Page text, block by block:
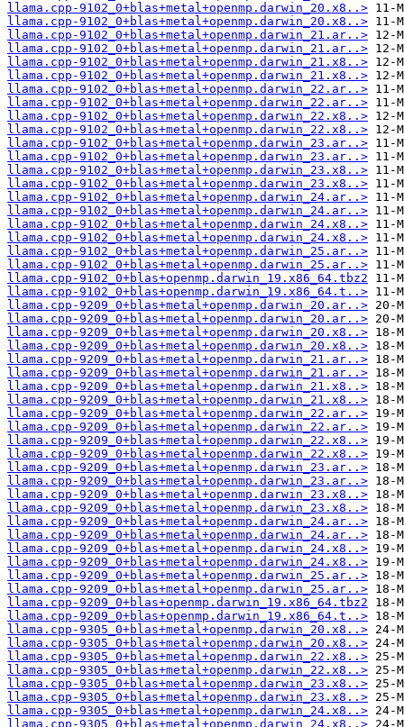
llama.cpp-9102_0+blas+metal+openmp.darwin_20.x8..>
llama.cpp-9102_0+blas+metal+openmp.darwin_20.x8..>
llama.cpp-9102_0+blas+metal+openmp.darwin_21.ar..>
llama.cpp-9102_0+blas+metal+openmp.darwin_21.ar..>
llama.cpp-9102_0+blas+metal+openmp.darwin_21.x8..>
llama.cpp-9102_0+blas+metal+openmp.darwin_21.x8..>
llama.cpp-9102_0+blas+metal+openmp.darwin_22.ar..>
llama.cpp-9102_0+blas+metal+openmp.darwin_22.ar..>
llama.cpp-9102_0+blas+metal+openmp.darwin_22.x8..>
llama.cpp-9102_0+blas+metal+openmp.darwin_22.x8..>
llama.cpp-9102_0+blas+metal+openmp.darwin_23.ar..>
llama.cpp-9102_0+blas+metal+openmp.darwin_23.ar..>
llama.cpp-9102_0+blas+metal+openmp.darwin_23.x8..>
llama.cpp-9102_0+blas+metal+openmp.darwin_23.x8..>
llama.cpp-9102_0+blas+metal+openmp.darwin_24.ar..>
llama.cpp-9102_0+blas+metal+openmp.darwin_24.ar..>
llama.cpp-9102_0+blas+metal+openmp.darwin_24.x8..>
llama.cpp-9102_0+blas+metal+openmp.darwin_24.x8..>
llama.cpp-9102_0+blas+metal+openmp.darwin_25.ar..>
llama.cpp-9102_0+blas+metal+openmp.darwin_25.ar..>
llama.cpp-9102_0+blas+openmp.darwin_19.x86_64.tbz2
llama.cpp-9102_0+blas+openmp.darwin_19.x86_64.t..>
llama.cpp-9209_0+blas+metal+openmp.darwin_20.ar..>
llama.cpp-9209_0+blas+metal+openmp.darwin_20.ar..>
llama.cpp-9209_0+blas+metal+openmp.darwin_20.x8..>
llama.cpp-9209_0+blas+metal+openmp.darwin_20.x8..>
llama.cpp-9209_0+blas+metal+openmp.darwin_21.ar..>
llama.cpp-9209_0+blas+metal+openmp.darwin_21.ar..>
llama.cpp-9209_0+blas+metal+openmp.darwin_21.x8..>
llama.cpp-9209_0+blas+metal+openmp.darwin_21.x8..>
llama.cpp-9209_0+blas+metal+openmp.darwin_22.ar..>
llama.cpp-9209_0+blas+metal+openmp.darwin_22.ar..>
llama.cpp-9209_0+blas+metal+openmp.darwin_22.x8..>
llama.cpp-9209_0+blas+metal+openmp.darwin_22.x8..>
llama.cpp-9209_0+blas+metal+openmp.darwin_23.ar..>
llama.cpp-9209_0+blas+metal+openmp.darwin_23.ar..>
llama.cpp-9209_0+blas+metal+openmp.darwin_23.x8..>
llama.cpp-9209_0+blas+metal+openmp.darwin_23.x8..>
llama.cpp-9209_0+blas+metal+openmp.darwin_24.ar..>
llama.cpp-9209_0+blas+metal+openmp.darwin_24.ar..>
llama.cpp-9209_0+blas+metal+openmp.darwin_24.x8..>
llama.cpp-9209_0+blas+metal+openmp.darwin_24.x8..>
llama.cpp-9209_0+blas+metal+openmp.darwin_25.ar..>
llama.cpp-9209_0+blas+metal+openmp.darwin_25.ar..>
llama.cpp-9209_0+blas+openmp.darwin_19.x86_64.tbz2
llama.cpp-9209_0+blas+openmp.darwin_19.x86_64.t..>
llama.cpp-9305_0+blas+metal+openmp.darwin_20.x8..>
llama.cpp-9305_0+blas+metal+openmp.darwin_20.x8..>
llama.cpp-9305_0+blas+metal+openmp.darwin_22.x8..>
llama.cpp-9305_0+blas+metal+openmp.darwin_22.x8..>
llama.cpp-9305_0+blas+metal+openmp.darwin_23.x8..>
llama.cpp-9305_0+blas+metal+openmp.darwin_23.x8..>
llama.cpp-9305_0+blas+metal+openmp.darwin_24.x8..>
llama.cpp-9305_0+blas+metal+openmp.darwin_24.x8..>